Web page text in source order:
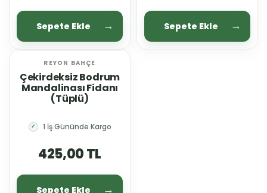
Sepete Ekle Sepete Ekle
REYON BAHÇE
Çekirdeksiz Bodrum
Mandalinası Fidanı
(Tüplü)
✓ 1 İş Gününde Kargo
425,00 TL
Sepete Ekle